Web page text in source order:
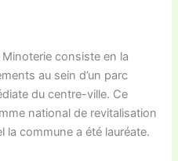
Minoterie consiste en la
au sein d’un parc
du centre-ville. Ce
national de revitalisation
commune a été lauréate.